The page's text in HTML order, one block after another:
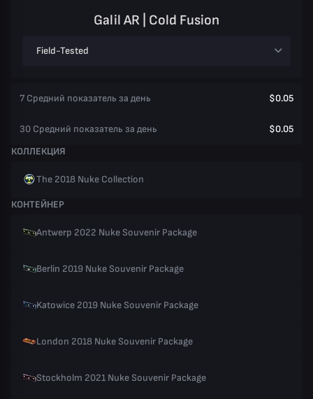
Galil AR | Cold Fusion
Field-Tested
7 Средний показатель за день $0.05
30 Средний показатель за день
$0.05
КОЛЛЕКЦИЯ
The 2018 Nuke Collection
КОНТЕЙНЕР
Antwerp 2022 Nuke Souvenir Package
Berlin 2019 Nuke Souvenir Package
Katowice 2019 Nuke Souvenir Package
London 2018 Nuke Souvenir Package
Stockholm 2021 Nuke Souvenir Package